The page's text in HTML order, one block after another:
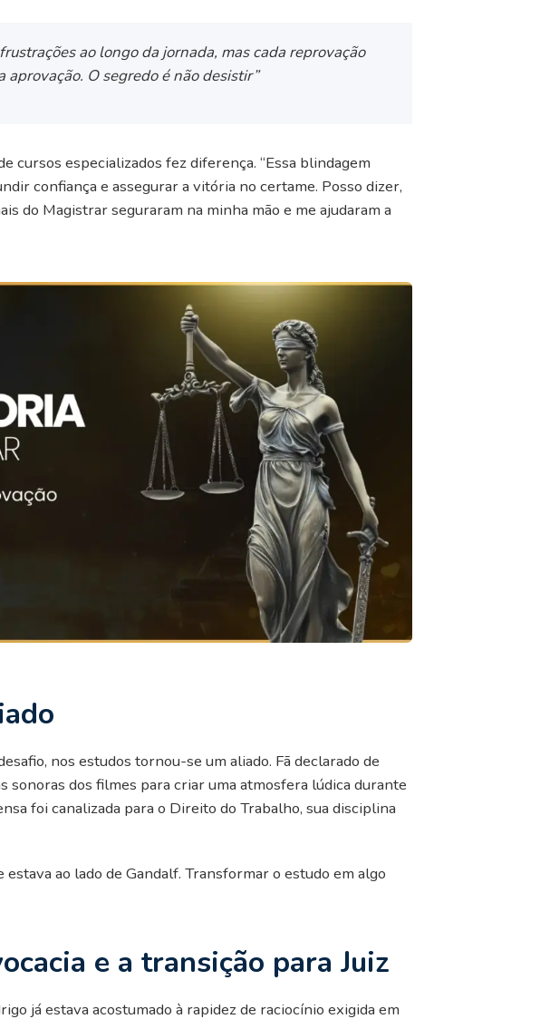
ao longo da jornada, mas cada reprovação
O segredo é não desistir”
cursos especializados fez diferença. “Essa blindagem
confiança e assegurar a vitória no certame. Posso dizer,
do Magistrar seguraram na minha mão e me ajudaram a
nos estudos tornou-se um aliado. Fã declarado de
dos filmes para criar uma atmosfera lúdica durante
foi canalizada para o Direito do Trabalho, sua disciplina
ao lado de Gandalf. Transformar o estudo em algo
e a transição para Juiz
já estava acostumado à rapidez de raciocínio exigida em